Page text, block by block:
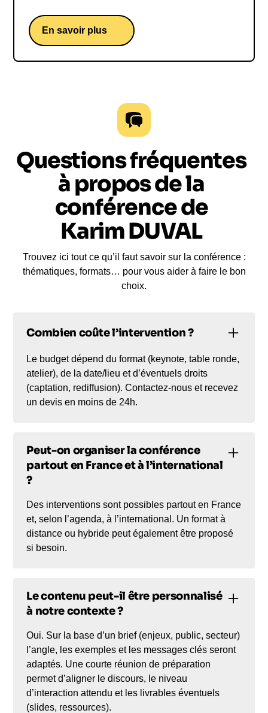
En savoir plus
Questions fréquentes
à propos de la
conférence de
Karim DUVAL
Trouvez ici tout ce qu’il faut savoir sur la conférence :
thématiques, formats… pour vous aider à faire le bon
choix.
Combien coûte l’intervention ?
Le budget dépend du format (keynote, table ronde,
atelier), de la date/lieu et d’éventuels droits
(captation, rediffusion). Contactez-nous et recevez
un devis en moins de 24h.
Peut-on organiser la conférence
partout en France et à l’international
?
Des interventions sont possibles partout en France
et, selon l’agenda, à l’international. Un format à
distance ou hybride peut également être proposé
si besoin.
Le contenu peut-il être personnalisé
à notre contexte ?
Oui. Sur la base d’un brief (enjeux, public, secteur)
l’angle, les exemples et les messages clés seront
adaptés. Une courte réunion de préparation
permet d’aligner le discours, le niveau
d’interaction attendu et les livrables éventuels
(slides, ressources).